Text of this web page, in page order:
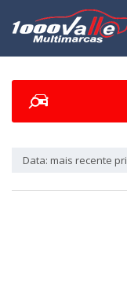
Data: mais recente